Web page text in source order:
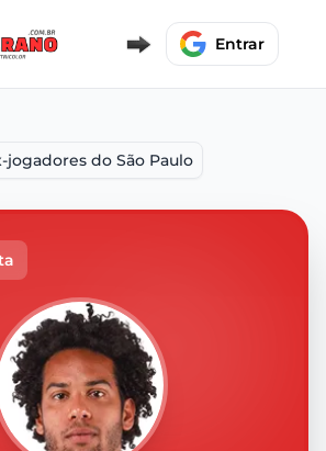
Entrar
jogadores do São Paulo